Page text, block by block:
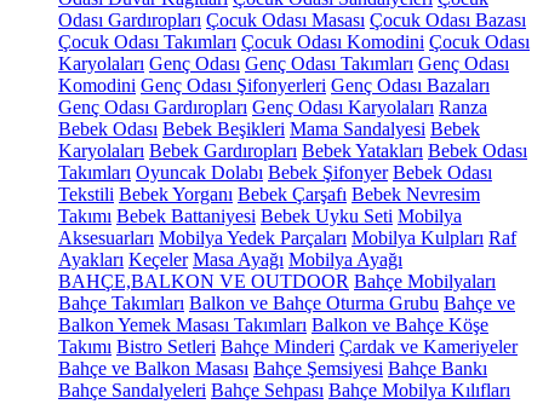
Odası Gardıropları Çocuk Odası Masası Çocuk Odası Bazası
Çocuk Odası Takımları Çocuk Odası Komodini Çocuk Odası
Karyolaları Genç Odası Genç Odası Takımları Genç Odası
Komodini Genç Odası Şifonyerleri Genç Odası Bazaları
Genç Odası Gardıropları Genç Odası Karyolaları Ranza
Bebek Odası Bebek Beşikleri Mama Sandalyesi Bebek
Karyolaları Bebek Gardıropları Bebek Yatakları Bebek Odası
Takımları Oyuncak Dolabı Bebek Şifonyer Bebek Odası
Tekstili Bebek Yorganı Bebek Çarşafı Bebek Nevresim
Takımı Bebek Battaniyesi Bebek Uyku Seti Mobilya
Aksesuarları Mobilya Yedek Parçaları Mobilya Kulpları Raf
Ayakları Keçeler Masa Ayağı Mobilya Ayağı
BAHÇE,BALKON VE OUTDOOR Bahçe Mobilyaları
Bahçe Takımları Balkon ve Bahçe Oturma Grubu Bahçe ve
Balkon Yemek Masası Takımları Balkon ve Bahçe Köşe
Takımı Bistro Setleri Bahçe Minderi Çardak ve Kameriyeler
Bahçe ve Balkon Masası Bahçe Şemsiyesi Bahçe Bankı
Bahçe Sandalyeleri Bahçe Sehpası Bahçe Mobilya Kılıfları